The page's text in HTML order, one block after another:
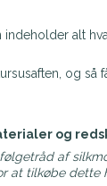
alt
og så
og
af
at tilkøbe dette